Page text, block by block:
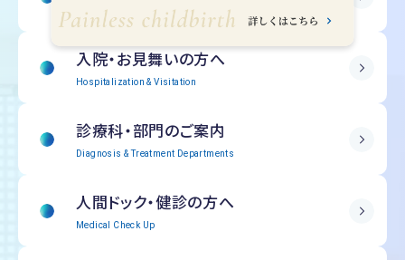
Outpatient Information
入院・お見舞いの方へ
Hospitalization & Visitation
診療科・部門のご案内
Diagnosis & Treatment Departments
人間ドック・健診の方へ
Medical Check Up